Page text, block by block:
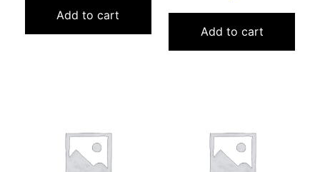
Add to cart
Add to cart